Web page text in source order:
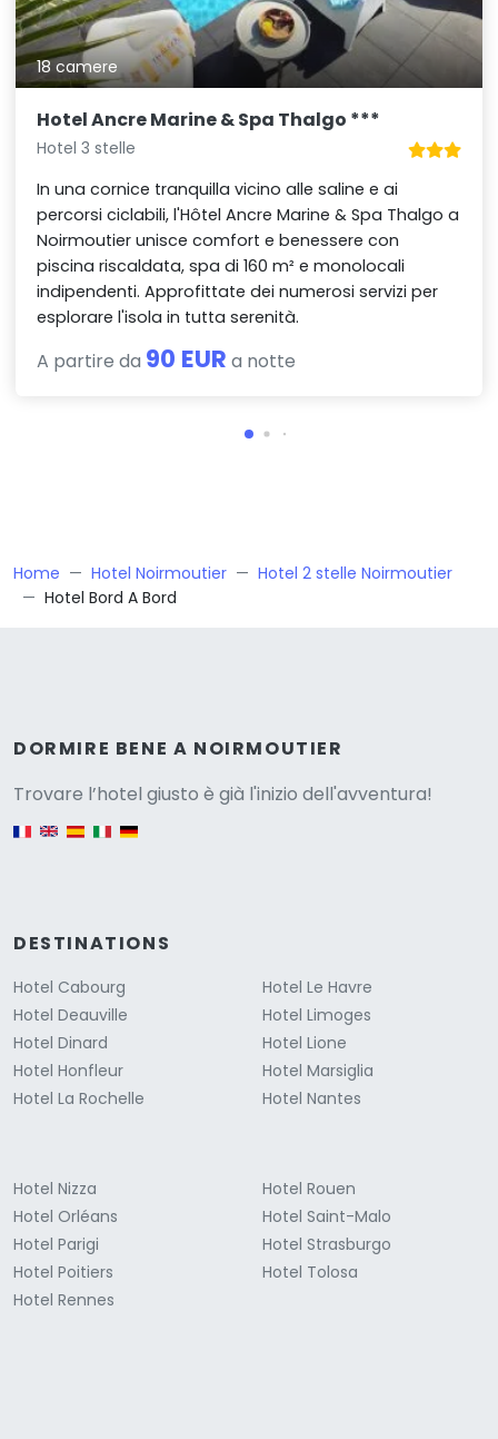
18 camere
Hotel Ancre Marine & Spa Thalgo ***
Hotel 3 stelle
In una cornice tranquilla vicino alle saline e ai
percorsi ciclabili, l'Hôtel Ancre Marine & Spa Thalgo a
Noirmoutier unisce comfort e benessere con
piscina riscaldata, spa di 160 m² e monolocali
indipendenti. Approfittate dei numerosi servizi per
esplorare l'isola in tutta serenità.
A partire da 90 EUR a notte
Home Hotel Noirmoutier
Hotel 2 stelle Noirmoutier
Hotel Bord A Bord
DORMIRE BENE A NOIRMOUTIER
Trovare l’hotel giusto è già l'inizio dell'avventura!
English version
DESTINATIONS
Hotel Cabourg
Hotel Deauville
Hotel Dinard
Hotel Honfleur
Hotel La Rochelle
Hotel Le Havre
Hotel Limoges
Hotel Lione
Hotel Marsiglia
Hotel Nantes
Hotel Nizza
Hotel Orléans
Hotel Parigi
Hotel Poitiers
Hotel Rennes
Hotel Rouen
Hotel Saint-Malo
Hotel Strasburgo
Hotel Tolosa